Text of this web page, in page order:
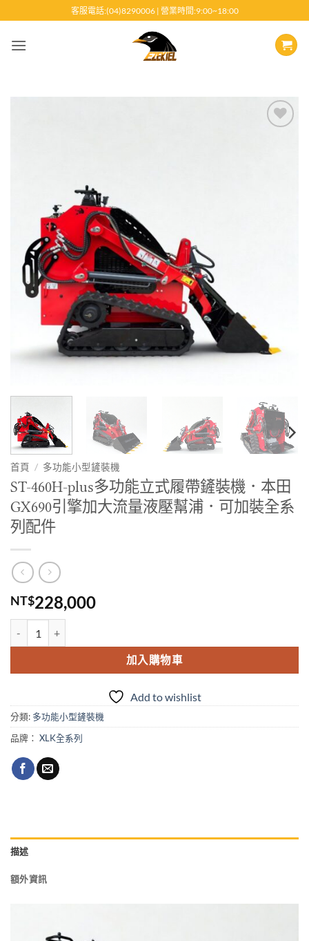
至
客服電話:(04)8290006 | 營業時間:9:00~18:00
首頁 / 多功能小型鏟裝機
ST-460H-plus多功能立式履帶鏟裝機．本田
GX690引擎加大流量液壓幫浦．可加裝全系
列配件
NT$228,000
加入購物車
Add to wishlist
分類: 多功能小型鏟裝機
品牌： XLK全系列
描述
額外資訊